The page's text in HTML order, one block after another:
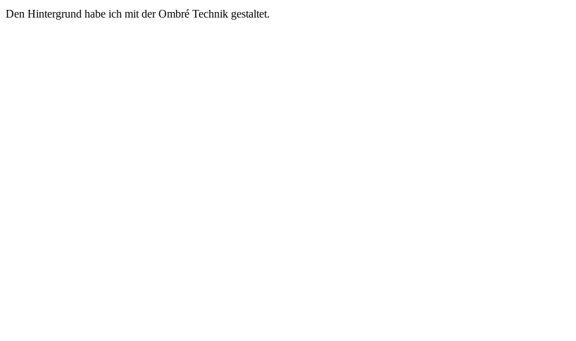
Den Hintergrund habe ich mit der Ombré Technik gestaltet.